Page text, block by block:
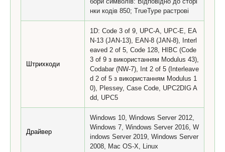
нки кодів 850; TrueType растрові
Штрихкоди
1D: Code 3 of 9, UPC-A, UPC-E, EA
N-13 (JAN-13), EAN-8 (JAN-8), Interl
eaved 2 of 5, Code 128, HIBC (Code
3 of 9 з використанням Modulus 43),
Codabar (NW-7), Int 2 of 5 (Interleave
d 2 of 5 з використанням Modulus 1
0), Plessey, Case Code, UPC2DIG A
dd, UPC5
Драйвер
Windows 10, Windows Server 2012,
Windows 7, Windows Server 2016, W
indows Server 2019, Windows Server
2008, Mac OS-X, Linux